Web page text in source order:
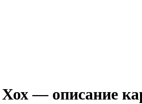
Хох — описание